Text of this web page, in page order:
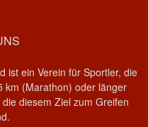
ist ein Verein für Sportler, die
km (Marathon) oder länger
diesem Ziel zum Greifen